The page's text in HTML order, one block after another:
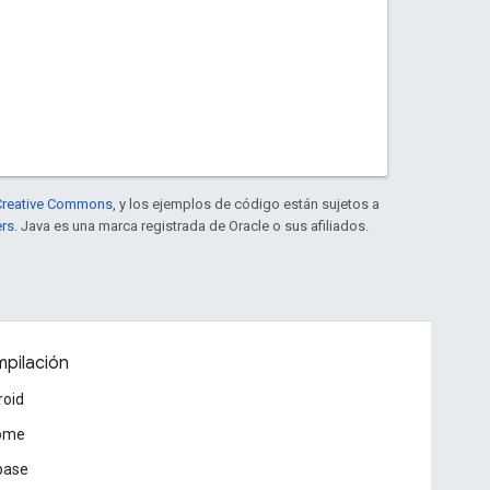
Commons , y los ejemplos de código están sujetos a
. Java es una marca registrada de Oracle o sus afiliados.